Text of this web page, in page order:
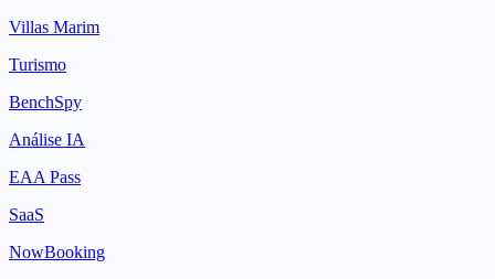
Villas Marim
Turismo
BenchSpy
Análise IA
EAA Pass
SaaS
NowBooking